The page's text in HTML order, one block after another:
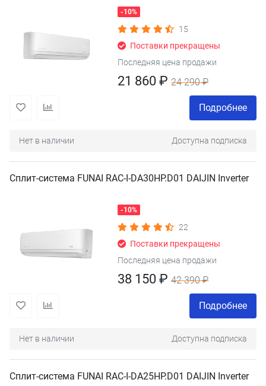
-10%
15
Поставки прекращены
Последняя цена продажи
21 860 ₽24 290 ₽
Подробнее
Нет в наличии Доступна подписка
Сплит-система FUNAI RAC-I-DA30HP.D01 DAIJIN Inverter
-10%
22
Поставки прекращены
Последняя цена продажи
38 150 ₽42 390 ₽
Подробнее
Нет в наличии Доступна подписка
Сплит-система FUNAI RAC-I-DA25HP.D01 DAIJIN Inverter